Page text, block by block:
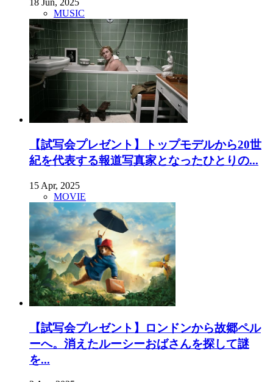
18 Jun, 2025
MUSIC
【試写会プレゼント】トップモデルから20世
紀を代表する報道写真家となったひとりの...
15 Apr, 2025
MOVIE
【試写会プレゼント】ロンドンから故郷ペル
ーへ。消えたルーシーおばさんを探して謎
を...